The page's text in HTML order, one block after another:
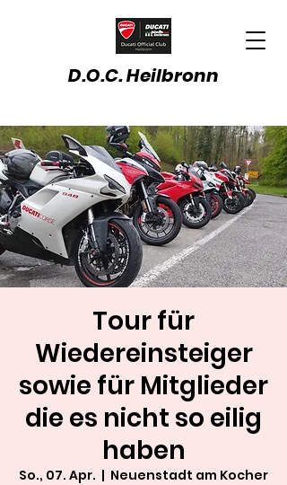
D.O.C. Heilbronn
Tour für
Wiedereinsteiger
sowie für Mitglieder
die es nicht so eilig
haben
So., 07. Apr.
  |
Neuenstadt am Kocher